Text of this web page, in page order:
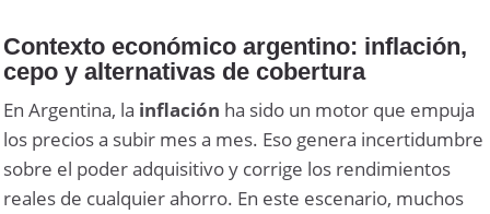
Contexto económico argentino: inflación,
cepo y alternativas de cobertura
En Argentina, la inflación ha sido un motor que empuja
los precios a subir mes a mes. Eso genera incertidumbre
sobre el poder adquisitivo y corrige los rendimientos
reales de cualquier ahorro. En este escenario, muchos